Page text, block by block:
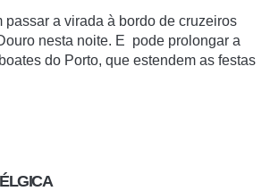
passar a virada à bordo de cruzeiros
nesta noite. E pode prolongar a
do Porto, que estendem as festas